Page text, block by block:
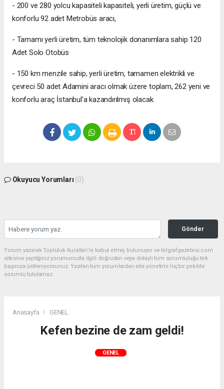
- 200 ve 280 yolcu kapasiteli kapasiteli, yerli üretim, güçlü ve
konforlu 92 adet Metrobüs aracı,
- Tamamı yerli üretim, tüm teknolojik donanımlara sahip 120
Adet Solo Otobüs
- 150 km menzile sahip, yerli üretim, tamamen elektrikli ve
çevreci 50 adet Adamini aracı olmak üzere toplam, 262 yeni ve
konforlu araç İstanbul’a kazandırılmış olacak.
Okuyucu Yorumları (0)
Gönder
Yorum yazarak Topluluk Kuralları’nı kabul etmiş bulunuyor ve telgrafgazetesi.com
sitesine yaptığınız yorumunuzla ilgili doğrudan veya dolaylı tüm sorumluluğu tek
başınıza üstleniyorsunuz. Yazılan tüm yorumlardan site yönetimi hiçbir şekilde
sorumlu tutulamaz.
Anasayfa GENEL
Kefen bezine de zam geldi!
GENEL